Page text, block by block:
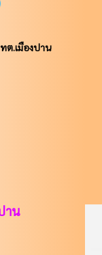
ต.เมืองปาน
าน